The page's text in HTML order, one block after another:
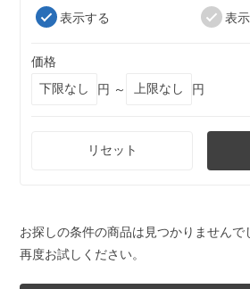
表示する
表
価格
円 ～
円
リセット
お探しの条件の商品は見つかりませんで
再度お試しください。